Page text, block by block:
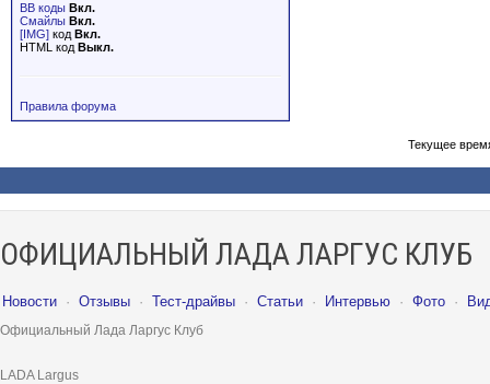
BB коды Вкл.
Смайлы Вкл.
[IMG] код Вкл.
HTML код Выкл.
Правила форума
Текущее
ОФИЦИАЛЬНЫЙ ЛАДА ЛАРГУС КЛУБ
Новости · Отзывы · Тест-драйвы · Статьи · Интервью · Фото ·
Официальный Лада Ларгус Клуб
LADA Largus